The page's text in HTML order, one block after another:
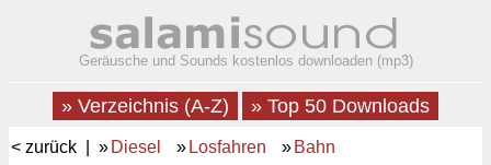
Geräusche und Sounds kostenlos downloaden (mp3)
» Verzeichnis (A-Z) » Top 50 Downloads
< zurück | » Diesel » Losfahren » Bahn